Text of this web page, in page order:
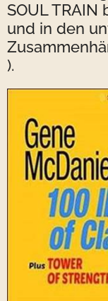
SOUL
und in den
).